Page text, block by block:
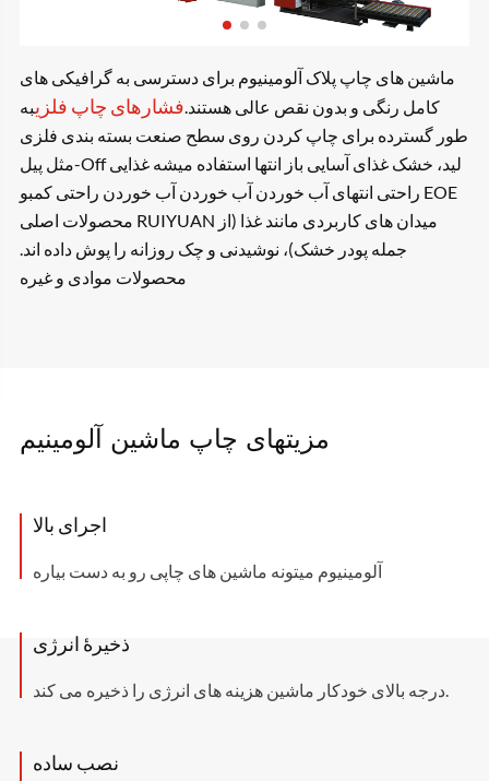
ماشین های چاپ پلاک آلومینیوم برای دسترسی به گرافیکی های
کامل رنگی و بدون نقص عالی هستند. فشارهای چاپ فلزیبه
طور گسترده برای چاپ کردن روی سطح صنعت بسته بندی فلزی
مثل پیل-Off لید، خشک غذای آسایی باز انتها استفاده میشه غذایی
راحتی انتهای آب خوردن آب خوردن آب خوردن راحتی کمبو EOE
محصولات اصلی RUIYUAN میدان های کاربردی مانند غذا (از
جمله پودر خشک)، نوشیدنی و چک روزانه را پوش داده اند.
محصولات موادی و غیره
مزیتهای چاپ ماشین آلومینیم
اجرای بالا
آلومینیوم میتونه ماشین های چاپی رو به دست بیاره
ذخیرۀ انرژی
درجه بالای خودکار ماشین هزینه های انرژی را ذخیره می کند.
نصب ساده